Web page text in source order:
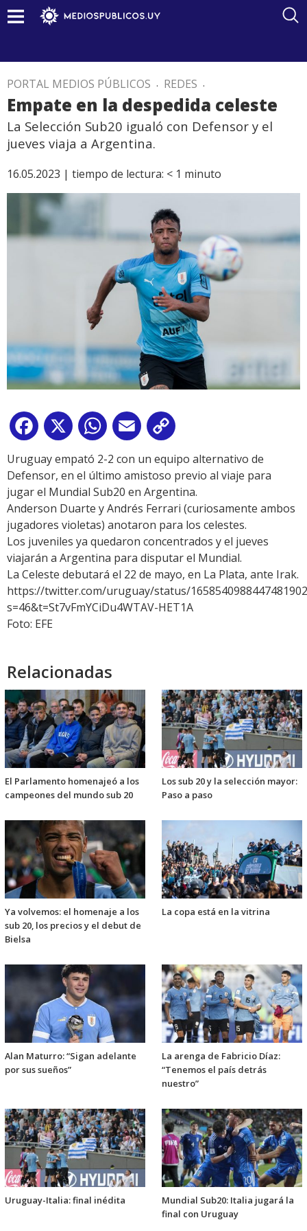
PORTAL MEDIOS PÚBLICOS . REDES .
Empate en la despedida celeste
La Selección Sub20 igualó con Defensor y el
jueves viaja a Argentina.
16.05.2023 | tiempo de lectura: < 1 minuto
Facebook
X WhatsApp
Email
Link
Uruguay empató 2-2 con un equipo alternativo de
Defensor, en el último amistoso previo al viaje para
jugar el Mundial Sub20 en Argentina.
Anderson Duarte y Andrés Ferrari (curiosamente ambos
jugadores violetas) anotaron para los celestes.
Los juveniles ya quedaron concentrados y el jueves
viajarán a Argentina para disputar el Mundial.
La Celeste debutará el 22 de mayo, en La Plata, ante Irak.
https://twitter.com/uruguay/status/
s=46&t=St7vFmYCiDu4WTAV-HET1A
Foto: EFE
Relacionadas
El Parlamento homenajeó a los
campeones del mundo sub 20
Los sub 20 y la selección mayor:
Paso a paso
Ya volvemos: el homenaje a los
sub 20, los precios y el debut de
Bielsa
La copa está en la vitrina
Alan Maturro: “Sigan adelante
por sus sueños”
La arenga de Fabricio Díaz:
“Tenemos el país detrás
nuestro”
Uruguay-Italia: final inédita
Mundial Sub20: Italia jugará la
final con Uruguay